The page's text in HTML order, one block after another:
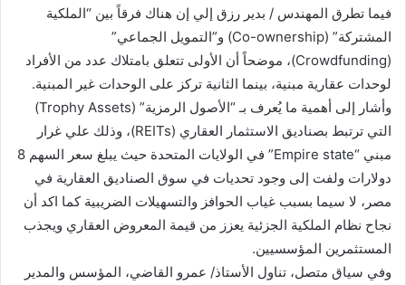
فيما تطرق المهندس / بدير رزق إلي إن هناك فرقاً بين “الملكية
المشتركة” (Co-ownership) و”التمويل الجماعي”
(Crowdfunding)، موضحاً أن الأولى تتعلق بامتلاك عدد من الأفراد
لوحدات عقارية مبنية، بينما الثانية تركز على الوحدات غير المبنية.
وأشار إلى أهمية ما يُعرف بـ “الأصول الرمزية” (Trophy Assets)
التي ترتبط بصناديق الاستثمار العقاري (REITs)، وذلك علي غرار
مبني “Empire state” في الولايات المتحدة حيث يبلغ سعر السهم 8
دولارات ولفت إلى وجود تحديات في سوق الصناديق العقارية في
مصر، لا سيما بسبب غياب الحوافز والتسهيلات الضريبية كما اكد أن
نجاح نظام الملكية الجزئية يعزز من قيمة المعروض العقاري ويجذب
المستثمرين المؤسسيين.
وفي سياق متصل، تناول الأستاذ/ عمرو القاضي، المؤسس والمدير